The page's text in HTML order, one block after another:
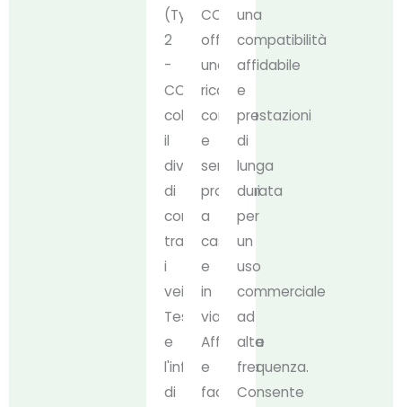
(Type
2
-
CCS2)
colma
il
divario
di
compatibilità
tra
i
veicoli
Tesla
e
l'infrastruttura
di
CCS2)
offre
una
ricarica
comoda
e
senza
problemi
a
casa
e
in
viaggio.
Affidabile
e
facile
una
compatibilità
affidabile
e
prestazioni
di
lunga
durata
per
un
uso
commerciale
ad
alta
frequenza.
Consente